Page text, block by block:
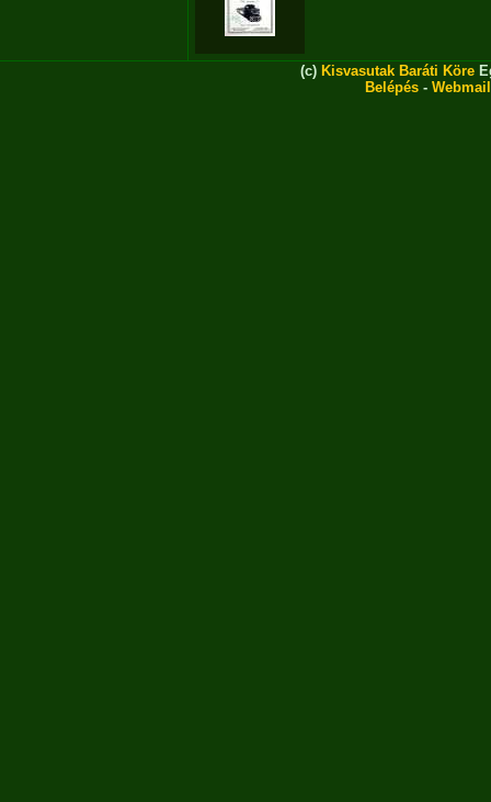
(c) Kisvasutak Baráti Köre
Belépés - Webmail